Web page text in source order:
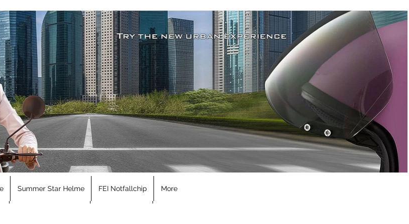
Flashkolor Outlet
Summer Star Helme FEI Notfallchip More
Summer Star Helme FEI Notfallchip More